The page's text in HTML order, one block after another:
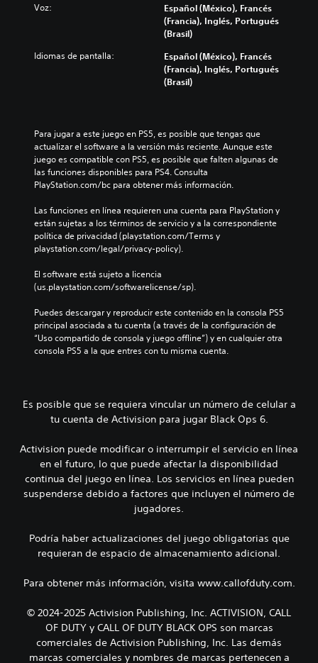
Voz:
Español (México), Francés
(Francia), Inglés, Portugués
(Brasil)
Idiomas de pantalla:
Español (México), Francés
(Francia), Inglés, Portugués
(Brasil)
Para jugar a este juego en PS5, es posible que tengas que
actualizar el software a la versión más reciente. Aunque este
juego es compatible con PS5, es posible que falten algunas de
las funciones disponibles para PS4. Consulta
PlayStation.com/bc para obtener más información.
Las funciones en línea requieren una cuenta para PlayStation y
están sujetas a los términos de servicio y a la correspondiente
política de privacidad (playstation.com/Terms y
playstation.com/legal/privacy-policy).
El software está sujeto a licencia
(us.playstation.com/softwarelicense/sp).
Puedes descargar y reproducir este contenido en la consola PS5
principal asociada a tu cuenta (a través de la configuración de
“Uso compartido de consola y juego offline”) y en cualquier otra
consola PS5 a la que entres con tu misma cuenta.
Es posible que se requiera vincular un número de celular a
tu cuenta de Activision para jugar Black Ops 6.
Activision puede modificar o interrumpir el servicio en línea
en el futuro, lo que puede afectar la disponibilidad
continua del juego en línea. Los servicios en línea pueden
suspenderse debido a factores que incluyen el número de
jugadores.
Podría haber actualizaciones del juego obligatorias que
requieran de espacio de almacenamiento adicional.
Para obtener más información, visita www.callofduty.com.
© 2024-2025 Activision Publishing, Inc. ACTIVISION, CALL
OF DUTY y CALL OF DUTY BLACK OPS son marcas
comerciales de Activision Publishing, Inc. Las demás
marcas comerciales y nombres de marcas pertenecen a